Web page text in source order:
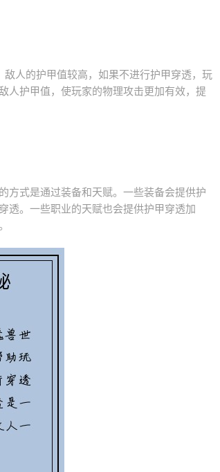
人的护甲值较高，如果不进行护甲穿透，玩
人护甲值，使玩家的物理攻击更加有效，提
方式是通过装备和天赋。一些装备会提供护
透。一些职业的天赋也会提供护甲穿透加